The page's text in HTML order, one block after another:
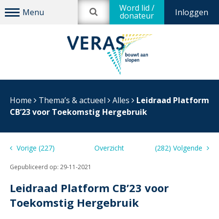
Inloggen
Word lid /
donateur
Home Thema’s & actueel Alles
Leidraad Platform
CB’23 voor Toekomstig Hergebruik
Vorige (227) Overzicht (282) Volgende
Gepubliceerd op: 29-11-2021
Leidraad Platform CB’23 voor
Toekomstig Hergebruik